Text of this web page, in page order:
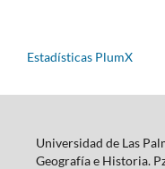
Estadísticas PlumX
Universidad de Las
Geografía e Historia.